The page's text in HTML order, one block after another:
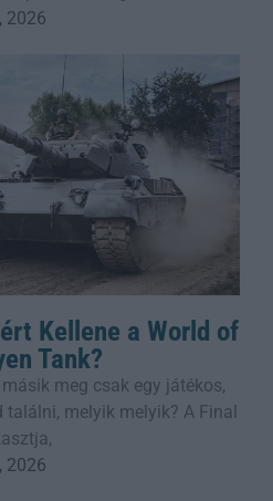
2026
Kellene a World of
Tank?
meg csak egy játékos,
melyik melyik? A Final
2026